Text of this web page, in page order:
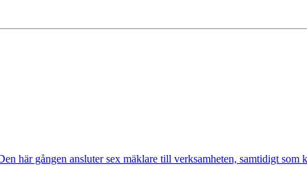
här gången ansluter sex mäklare till verksamheten, samtidigt